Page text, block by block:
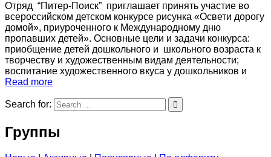
Отряд “Питер-Поиск” приглашает принять участие во
всероссийском детском конкурсе рисунка «Освети дорогу
домой», приуроченного к Международному дню
пропавших детей». Основные цели и задачи конкурса:
приобщение детей дошкольного и школьного возраста к
творчеству и художественным видам деятельности;
воспитание художественного вкуса у дошкольников и
Read more
Search for:
Группы